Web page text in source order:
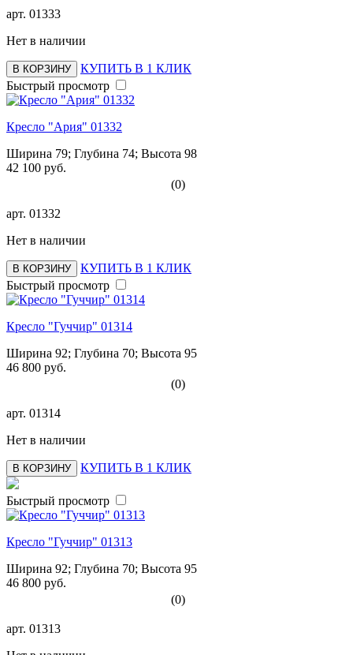
арт. 01333
Нет в наличии
В КОРЗИНУ
КУПИТЬ В 1 КЛИК
Быстрый просмотр
Кресло "Ария" 01332
Ширина 79; Глубина 74; Высота 98
42 100 руб.
(0)
арт. 01332
Нет в наличии
В КОРЗИНУ
КУПИТЬ В 1 КЛИК
Быстрый просмотр
Кресло "Гуччир" 01314
Ширина 92; Глубина 70; Высота 95
46 800 руб.
(0)
арт. 01314
Нет в наличии
В КОРЗИНУ КУПИТЬ В 1 КЛИК
Быстрый просмотр
Кресло "Гуччир" 01313
Ширина 92; Глубина 70; Высота 95
46 800 руб.
(0)
арт. 01313